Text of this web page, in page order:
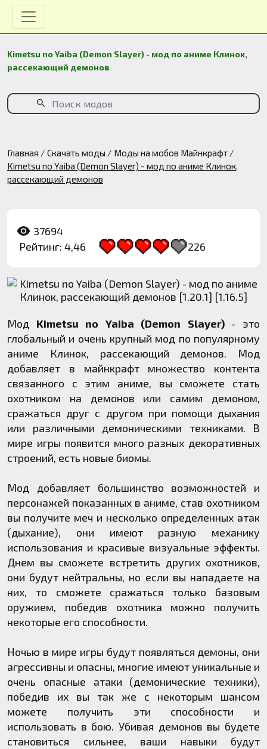
Kimetsu no Yaiba (Demon Slayer) - мод по аниме Клинок,
рассекающий демонов
Главная Скачать моды
Моды на мобов Майнкрафт
Kimetsu no Yaiba (Demon Slayer) - мод по аниме Клинок,
рассекающий демонов
37694
Рейтинг: 4,46
226
Мод Kimetsu no Yaiba (Demon Slayer)- это
глобальный и очень крупный мод по популярному
аниме Клинок, рассекающий демонов. Мод
добавляет в майнкрафт множество контента
связанного с этим аниме, вы сможете стать
охотником на демонов или самим демоном,
сражаться друг с другом при помощи дыхания
или различными демоническими техниками. В
мире игры появится много разных декоративных
строений, есть новые биомы.
Мод добавляет большинство возможностей и
персонажей показанных в аниме, став охотником
вы получите меч и несколько определенных атак
(дыхание), они имеют разную механику
использования и красивые визуальные эффекты.
Днем вы сможете встретить других охотников,
они будут нейтральны, но если вы нападаете на
них, то сможете сражаться только базовым
оружием, победив охотника можно получить
некоторые его способности.
Ночью в мире игры будут появляться демоны, они
агрессивны и опасны, многие имеют уникальные и
очень опасные атаки (демонические техники),
победив их вы так же с некоторым шансом
можете получить эти способности и
использовать в бою. Убивая демонов вы будете
становиться сильнее, ваши навыки будут